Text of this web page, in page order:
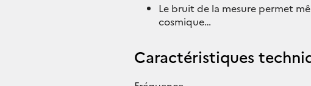
Le bruit de la mesure permet
cosmique…
Caractéristiques